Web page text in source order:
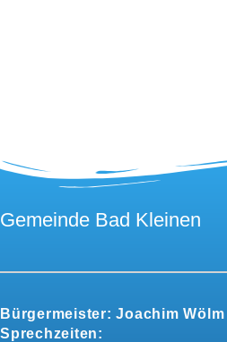
Gemeinde Bad Kleinen
Bürgermeister: Joachim Wölm
Sprechzeiten: